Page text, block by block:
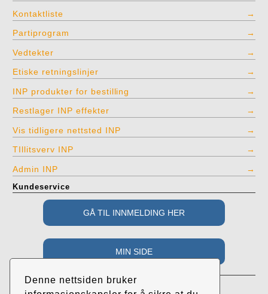
Denne nettsiden bruker
Kontaktliste
Partiprogram
Vedtekter
Etiske retningslinjer
INP produkter for bestilling
Restlager INP effekter
Vis tidligere nettsted INP
TIllitsverv INP
Admin INP
Kundeservice